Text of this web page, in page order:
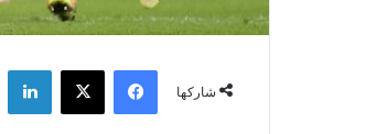
شاركها
فيسبوك ‫X